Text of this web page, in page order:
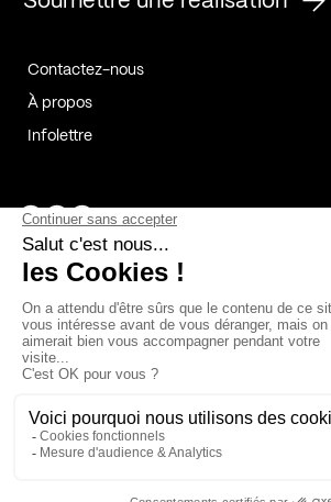
Contactez-nous
À propos
Infolettre
Page Facebook de Kollectif
Page Instagram de Kollectif
Page Linkedin de Kollectif
Bâtiment-Durable-Québec-1
Esquisses-1IRAC-1
MP-1 v2com-1